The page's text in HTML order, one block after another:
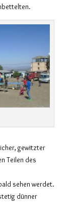
gewitzter
Teilen des
sehen werdet.
dünner